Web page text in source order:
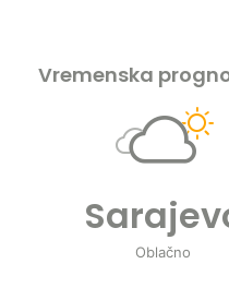
Vremenska
Oblačno